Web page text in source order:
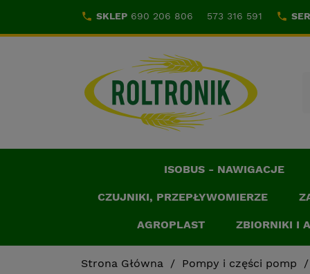
local_phone SKLEP 690 206 806 573 316 591 local_phone
ISOBUS - NAWIGACJE
CZUJNIKI, PRZEPŁYWOMIERZE
AGROPLAST ZBIORNIKI I
Strona Główna Pompy i części pomp